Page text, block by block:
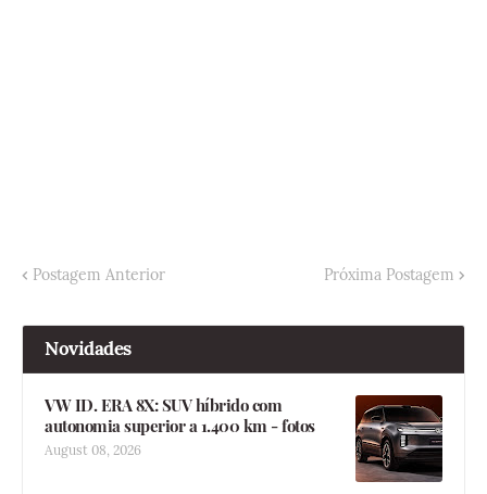
Postagem Anterior Próxima Postagem
Novidades
VW ID. ERA 8X: SUV híbrido com
autonomia superior a 1.400 km - fotos
August 08, 2026